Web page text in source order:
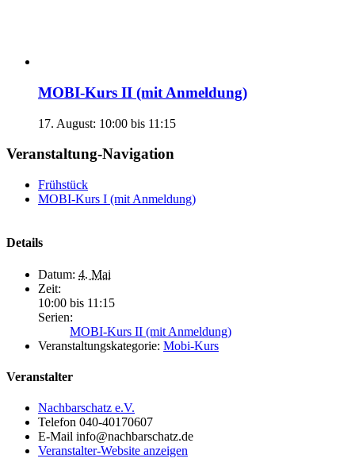
MOBI-Kurs II (mit Anmeldung)
17. August: 10:00 bis 11:15
Veranstaltung-Navigation
Frühstück
MOBI-Kurs I (mit Anmeldung)
Details
Datum: 4. Mai
Zeit:
10:00 bis 11:15
Serien:
MOBI-Kurs II (mit Anmeldung)
Veranstaltungskategorie: Mobi-Kurs
Veranstalter
Nachbarschatz e.V.
Telefon 040-40170607
E-Mail info@nachbarschatz.de
Veranstalter-Website anzeigen